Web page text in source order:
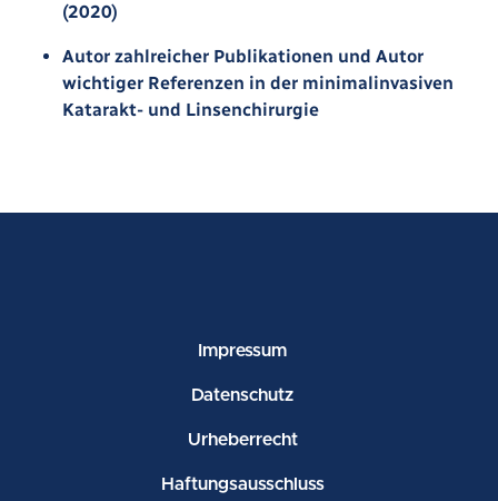
(2020)
Autor zahlreicher Publikationen und Autor
wichtiger Referenzen in der minimalinvasiven
Katarakt- und Linsenchirurgie
Impressum
Datenschutz
Urheberrecht
Haftungsausschluss